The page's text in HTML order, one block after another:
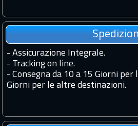
- Assicurazione Integrale.
- Tracking on line.
- Consegna da 10 a 15 Giorni per
Giorni per le altre destinazioni.